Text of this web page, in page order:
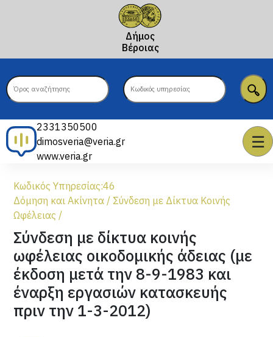
Δήμος
Βέροιας
2331350500
dimosveria@veria.gr
www.veria.gr
☰
Κωδικός Υπηρεσίας:46
Δόμηση και Ακίνητα/ Σύνδεση με Δίκτυα Κοινής
Ωφέλειας/
Σύνδεση με δίκτυα κοινής
ωφέλειας οικοδομικής άδειας (με
έκδοση μετά την 8-9-1983 και
έναρξη εργασιών κατασκευής
πριν την 1-3-2012)